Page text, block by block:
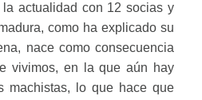
actualidad con 12 socias y
como ha explicado su
nace como consecuencia
vivimos, en la que aún hay
machistas, lo que hace que